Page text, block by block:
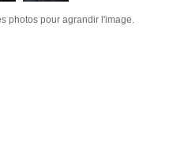
photos pour agrandir l'image.